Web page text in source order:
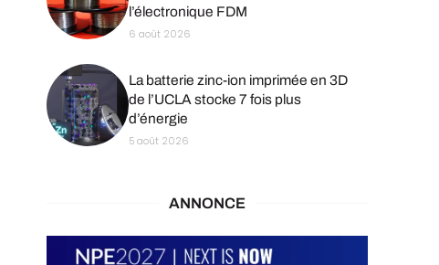
l’électronique FDM
6 août 2026
La batterie zinc-ion imprimée en 3D
de l’UCLA stocke 7 fois plus
d’énergie
5 août 2026
ANNONCE